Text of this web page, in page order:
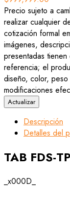
Precio sujeto a
realizar cualquier
cotización formal
imágenes,
presentadas
referencia; el
diseño, color,
modificaciones
Descripción
Detalles del
TAB FDS-
_x000D_